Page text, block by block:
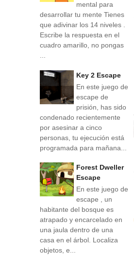
mental para
desarrollar tu mente Tienes
que adivinar los 14 niveles .
Escribe la respuesta en el
cuadro amarillo, no pongas
...
Key 2 Escape
En este juego de
escape de
prisión, has sido
condenado recientemente
por asesinar a cinco
personas, tu ejecución está
programada para mañana...
Forest Dweller
Escape
En este juego de
escape , un
habitante del bosque es
atrapado y encarcelado en
una jaula dentro de una
casa en el árbol. Localiza
objetos, e...